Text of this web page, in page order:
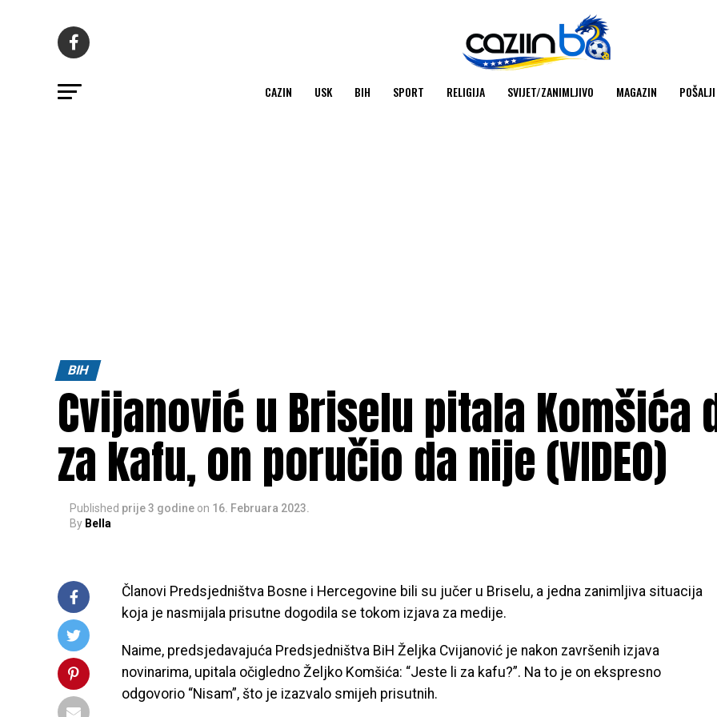
CAZIN USK BIH SPORT RELIGIJA SVIJET/ZANIMLJIVO MAGAZIN
BIH
Cvijanović u Briselu pitala Komšića
za kafu, on poručio da nije (VIDEO)
Published prije 3 godine on 16. Februara 2023.
By Bella
Članovi Predsjedništva Bosne i Hercegovine bili su jučer u Briselu, a jedna zanimljiva situacija
koja je nasmijala prisutne dogodila se tokom izjava za medije.
Naime, predsjedavajuća Predsjedništva BiH Željka Cvijanović je nakon završenih izjava
novinarima, upitala očigledno Željko Komšića: “Jeste li za kafu?”. Na to je on ekspresno
odgovorio “Nisam”, što je izazvalo smijeh prisutnih.